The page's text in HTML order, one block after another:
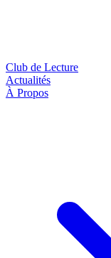
Club de Lecture
Actualités
À Propos